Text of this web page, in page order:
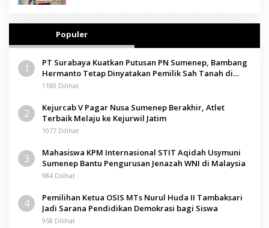
Populer
1
PT Surabaya Kuatkan Putusan PN Sumenep, Bambang
Hermanto Tetap Dinyatakan Pemilik Sah Tanah di
Pamolokan
1180 Dilihat
2
Kejurcab V Pagar Nusa Sumenep Berakhir, Atlet
Terbaik Melaju ke Kejurwil Jatim
1077 Dilihat
3
Mahasiswa KPM Internasional STIT Aqidah Usymuni
Sumenep Bantu Pengurusan Jenazah WNI di Malaysia
984 Dilihat
4
Pemilihan Ketua OSIS MTs Nurul Huda II Tambaksari
Jadi Sarana Pendidikan Demokrasi bagi Siswa
958 Dilihat